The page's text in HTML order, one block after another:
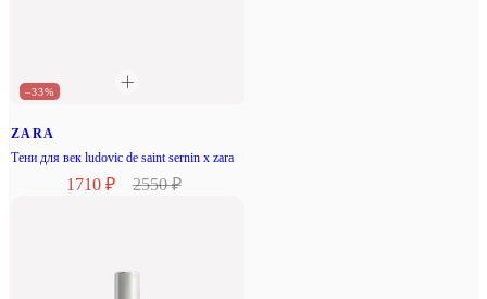
–33%
ZARA
Тени для век ludovic de saint sernin x zara
1710 ₽ 2550 ₽